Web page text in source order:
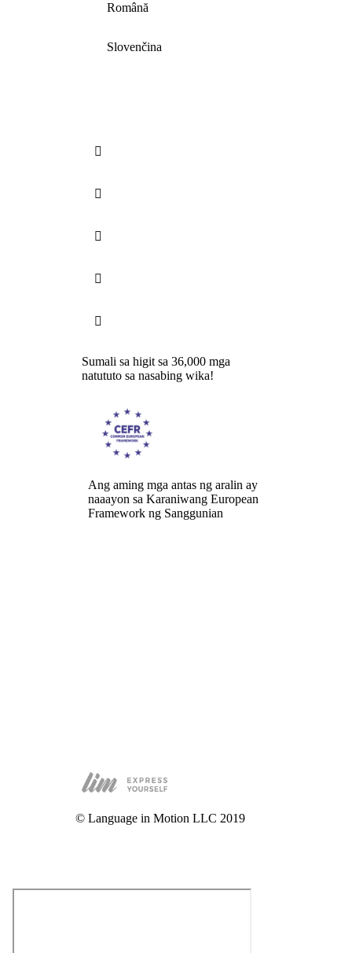
Română
Slovenčina





Sumali sa higit sa 36,000 mga
natututo sa nasabing wika!
Ang aming mga antas ng aralin ay
naaayon sa Karaniwang European
Framework ng Sanggunian
© Language in Motion LLC 2019